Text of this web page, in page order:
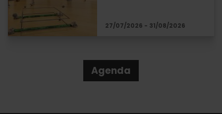
27/07/2026 - 31/08/2026
Agenda